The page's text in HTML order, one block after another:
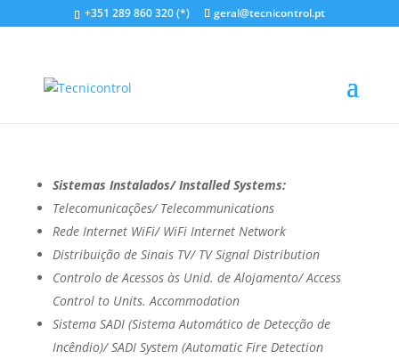
+351 289 860 320 (*) geral@tecnicontrol.pt
byOrlando Santos
Sistemas Instalados/ Installed Systems:
Telecomunicações/ Telecommunications
Rede Internet WiFi/ WiFi Internet Network
Distribuição de Sinais TV/ TV Signal Distribution
Controlo de Acessos às Unid. de Alojamento/ Access
Control to Units. Accommodation
Sistema SADI (Sistema Automático de Detecção de
Incêndio)/ SADI System (Automatic Fire Detection